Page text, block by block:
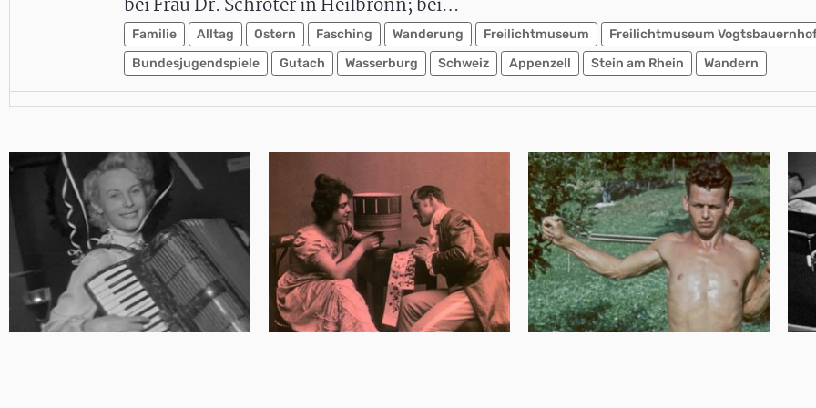
bei Frau Dr. Schröter in Heilbronn; bei…
Familie Alltag Ostern Fasching Wanderung Freilichtmuseum
Freilichtmuseum
Bundesjugendspiele
Gutach Wasserburg Schweiz Appenzell Stein am Rhein Wandern